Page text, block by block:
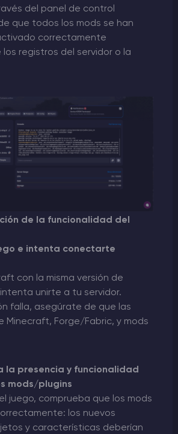
del panel de control
que todos los mods se han
correctamente
los registros del servidor o la
de la funcionalidad del
e intenta conectarte
con la misma versión de
unirte a tu servidor.
falla, asegúrate de que las
Minecraft, Forge/Fabric, y mods
la presencia y funcionalidad
mods/plugins
juego, comprueba que los mods
los nuevos
y características deberían